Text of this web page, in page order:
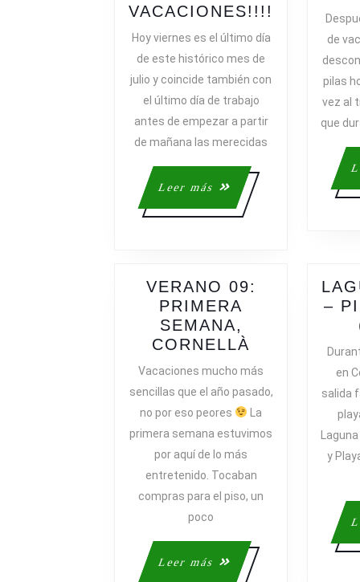
VACACIONES!!!!
Hoy viernes es el último día
de este histórico mes de
julio y coincide también con
el último día de trabajo
antes de empezar a partir
de mañana las merecidas
Leer más
Leer
más
de
pilas
vez al
que
VERANO 09:
PRIMERA
SEMANA,
CORNELLÀ
09:
SEMANA,
CORNELLÀ
Vacaciones mucho más
sencillas que el año pasado,
no por eso peores
La
primera semana estuvimos
por aquí de lo más
entretenido. Tocaban
compras para el piso, un
poco
Leer más
Leer
más
–
en
salida
y